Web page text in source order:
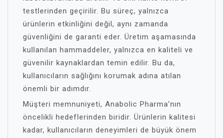
testlerinden geçirilir. Bu süreç, yalnızca
ürünlerin etkinliğini değil, aynı zamanda
güvenliğini de garanti eder. Üretim aşamasında
kullanılan hammaddeler, yalnızca en kaliteli ve
güvenilir kaynaklardan temin edilir. Bu da,
kullanıcıların sağlığını korumak adına atılan
önemli bir adımdır.
Müşteri memnuniyeti, Anabolic Pharma’nın
öncelikli hedeflerinden biridir. Ürünlerin kalitesi
kadar, kullanıcıların deneyimleri de büyük önem